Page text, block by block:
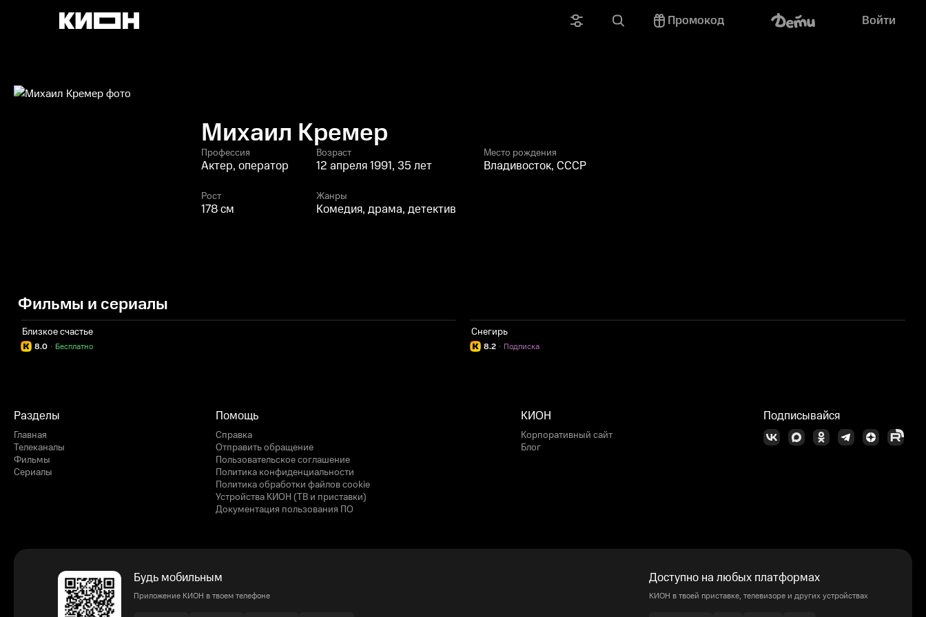
Промокод Войти
Михаил Кремер
Профессия
Актер, оператор
Возраст
12 апреля 1991, 35 лет
Место рождения
Владивосток, СССР
Рост
178 см
Жанры
Комедия, драма, детектив
Фильмы и сериалы
Близкое счастье
8.0 Бесплатно
·
Снегирь
8.2 Подписка
·
Разделы
Главная
Телеканалы
Фильмы
Сериалы
Помощь
Справка
Отправить обращение
Пользовательское соглашение
Политика конфиденциальности
Политика обработки файлов cookie
Устройства КИОН (ТВ и приставки)
Документация пользования ПО
КИОН
Корпоративный сайт
Блог
Подписывайся
Будь мобильным
Приложение КИОН в твоем телефоне
Доступно на любых платформах
КИОН в твоей приставке, телевизоре и других устройствах